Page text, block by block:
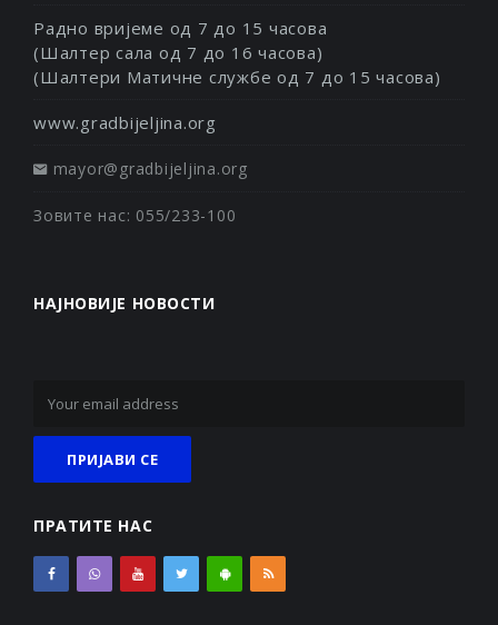
Радно вријеме од 7 до 15 часова
(Шалтер сала од 7 до 16 часова)
(Шалтери Матичне службе од 7 до 15 часова)
www.gradbijeljina.org
mayor@gradbijeljina.org
Зовите нас: 055/233-100
НАЈНОВИЈЕ НОВОСТИ
ПРАТИТЕ НАС